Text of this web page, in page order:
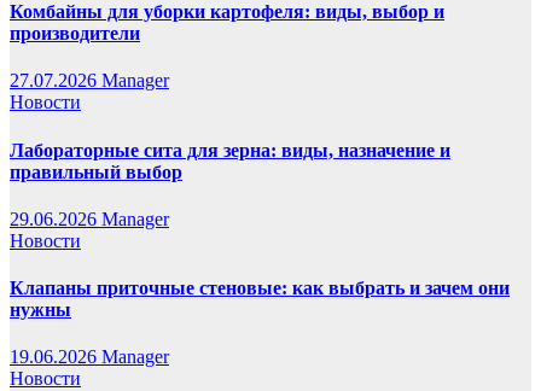
Комбайны для уборки картофеля: виды, выбор и
производители
27.07.2026 Manager
Новости
Лабораторные сита для зерна: виды, назначение и
правильный выбор
29.06.2026 Manager
Новости
Клапаны приточные стеновые: как выбрать и зачем они
нужны
19.06.2026 Manager
Новости